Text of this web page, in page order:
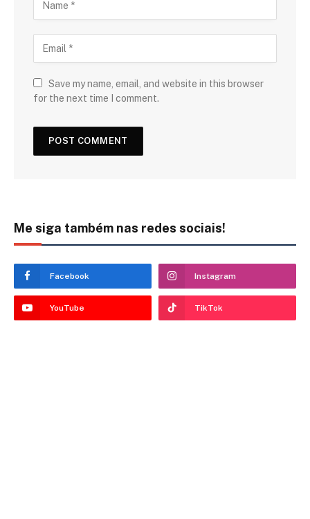
Save my name, email, and website in this browser
for the next time I comment.
Me siga também nas redes sociais!
Facebook Instagram
YouTube TikTok